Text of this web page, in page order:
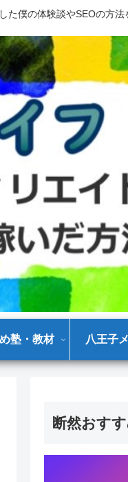
僕の体験談やSEOの方法
塾・教材 八王子
断然おす